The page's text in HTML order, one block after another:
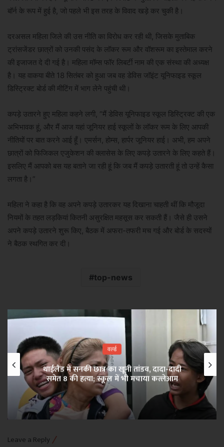
बॉर्न के रूप में हुई है, जो पहले भी इस तरह के विवाद खड़े कर चुकी है।
दरअसल महिला जिले की उस नीति का विरोध कर रही थी, जिसके मुताबिक
ट्रांसजेंडर छात्रों को उनकी पसंद के लॉकर रूम और वॉशरूम का इस्तेमाल करने
की इजाजत दे दी गई है। महिला मॉम्स फॉर लिबर्टी नाम की एक संस्था की अध्यक्ष
है। यह वाकया बीते 18 सितंबर को हुआ जब वह डेविस जॉइंट यूनिफाइड स्कूल
डिस्ट्रिक्ट बोर्ड की मीटिंग में भाग लेने पहुंची थी।
कपड़े उतारने हुए महिला कहने लगी, “मैं डेविस यूनिफाइड स्कूल डिस्ट्रिक्ट की एक
अभिभावक हूं, और मैं आज यहां जूनियर हाई स्कूलों के लॉकर रूम के लिए आपकी
नीतियों पर बात करने आई हूँ। एमर्सन, होम्स, हार्पर जूनियर हाई। अभी, हम अपने
छात्रों को फिजिकल एजुकेशन की क्लासेस के लिए कपड़े उतारने के लिए कहते हैं।
इसलिए मैं आपको बस यह बताने जा रही हूं कि जब मैं कपड़े उतारती हूं तो उन्हें कैसा
लगता है।”
महिला ने कहा है कि वह अपने कपड़े उतारकर यह दिखाना चाहती थीं कि मौजूदा
नियमों के तहत लड़कियां कितनी असुरक्षित महसूस कर सकती हैं। जैसे ही उसने
अपने कपड़े उतारने शुरू किए, बैठक में अफरा-तफरी मच गई और बोर्ड के सदस्यों
ने बैठक स्थगित कर दी।
top-news
वर्ल्ड
थाईलैंड में सनकी छात्र का खूनी तांडव, दादा-दादी
समेत 8 की हत्या; स्कूल में भी मचाया कत्लेआम
Leave a Reply